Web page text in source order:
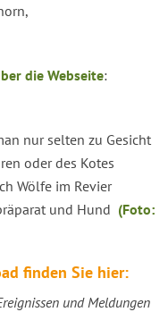
die Webseite:
nur selten zu Gesicht
oder des Kotes
Wölfe im Revier
und Hund (Foto:
finden Sie hier:
und Meldungen